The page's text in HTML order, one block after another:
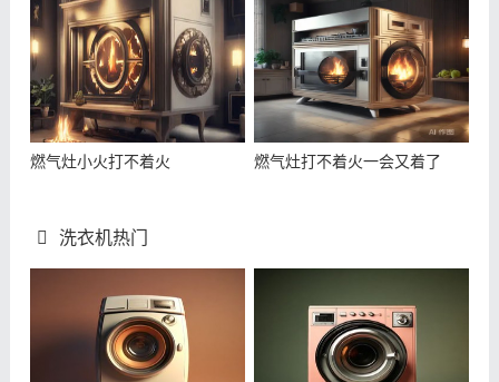
燃气灶小火打不着火 燃气灶打不着火一会又着了
洗衣机热门